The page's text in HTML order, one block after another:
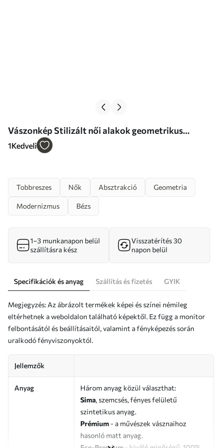
Vászonkép Stilizált női alakok geometrikus
elemekkel, függőleges vonalak és körökből álló
1Kedveli
Tobbreszes Nők Absztrakció Geometria
Modernizmus Bézs
1–3 munkanapon belül
szállításra kész
Visszatérítés 30
napon belül
Specifikációk és anyag Szállítás és fizetés GYIK
Megjegyzés: Az ábrázolt termékek képei és színei némileg
eltérhetnek a weboldalon található képektől. Ez függ a monitor
felbontásától és beállításaitól, valamint a fényképezés során
uralkodó fényviszonyoktól.
Jellemzők
Anyag
Három anyag közül választhat:
Sima, szemcsés, fényes felületű
szintetikus anyag.
Prémium - a művészek vásznaihoz
hasonló matt anyag.